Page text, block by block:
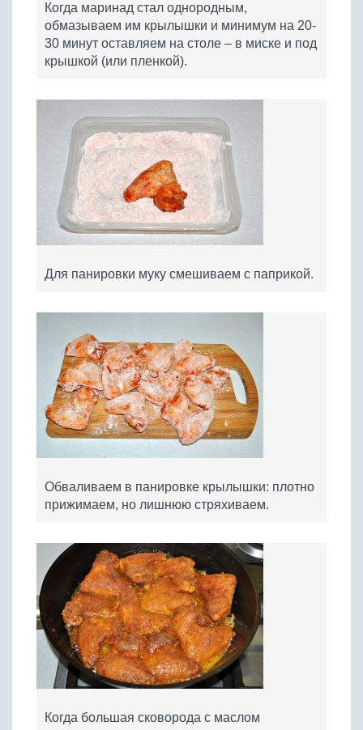
Когда маринад стал однородным,
обмазываем им крылышки и минимум на 20-
30 минут оставляем на столе – в миске и под
крышкой (или пленкой).
Для панировки муку смешиваем с паприкой.
Обваливаем в панировке крылышки: плотно
прижимаем, но лишнюю стряхиваем.
Когда большая сковорода с маслом